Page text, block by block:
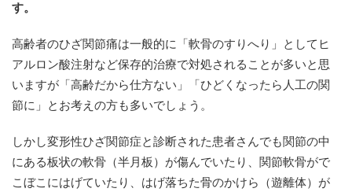
す。
高齢者のひざ関節痛は一般的に「軟骨のすりへり」としてヒ
アルロン酸注射など保存的治療で対処されることが多いと思
いますが「高齢だから仕方ない」「ひどくなったら人工の関
節に」とお考えの方も多いでしょう。
しかし変形性ひざ関節症と診断された患者さんでも関節の中
にある板状の軟骨（半月板）が傷んでいたり、関節軟骨がで
こぼこにはげていたり、はげ落ちた骨のかけら（遊離体）が